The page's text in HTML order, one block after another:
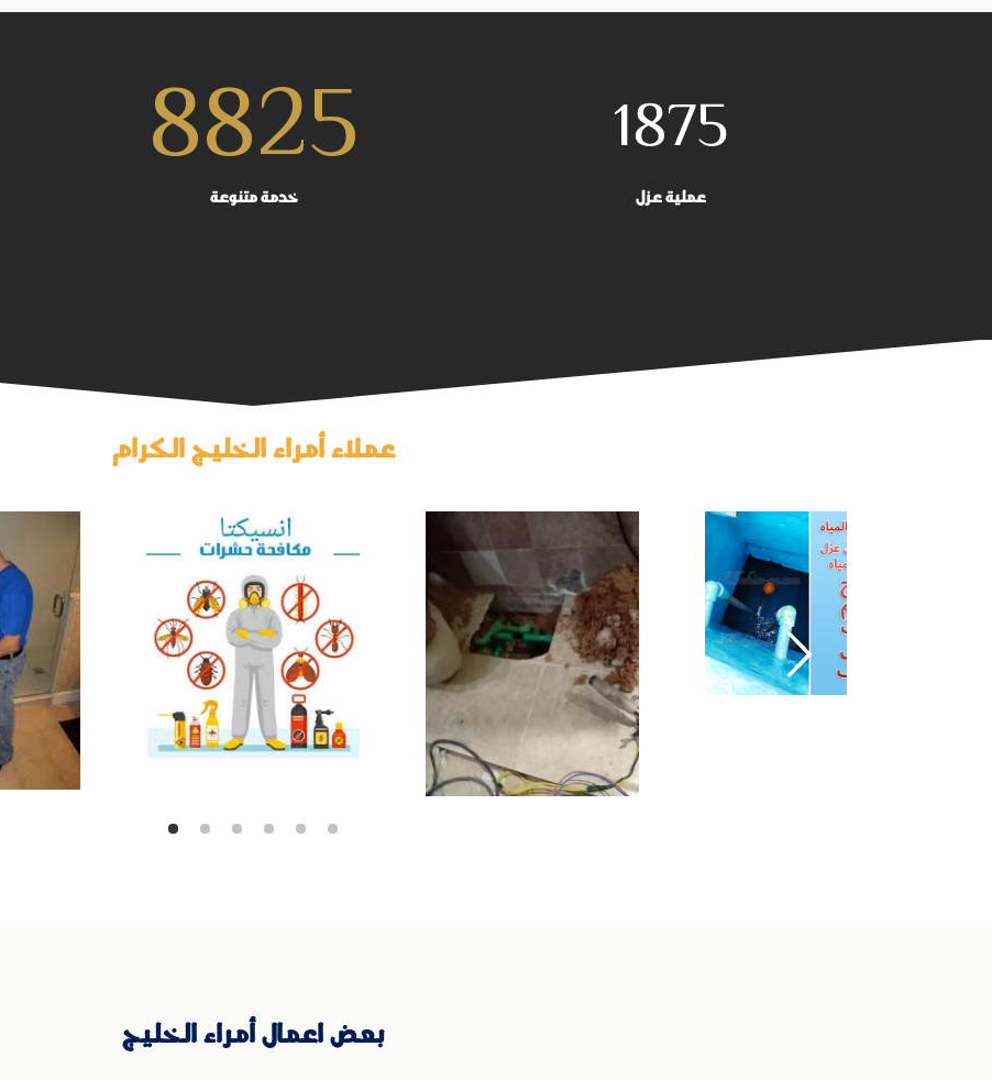
1875
عملية عزل 8825
خدمة متنوعة
عملاء أمراء الخليج الكرام
بعض اعمال أمراء الخليج